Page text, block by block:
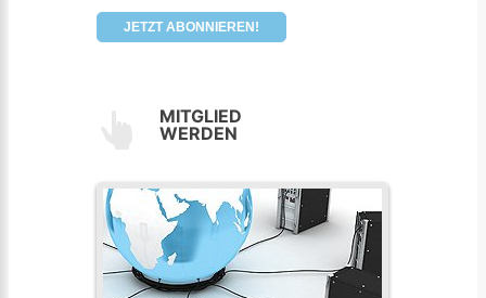
JETZT ABONNIEREN!
MITGLIED
WERDEN